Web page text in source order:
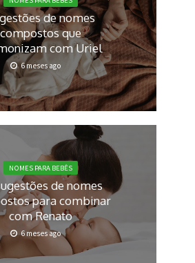
de nomes
compostos que
com Uriel
6 meses ago
NOMES PARA BEBÊS
de nomes
para combinar
com Renato
6 meses ago